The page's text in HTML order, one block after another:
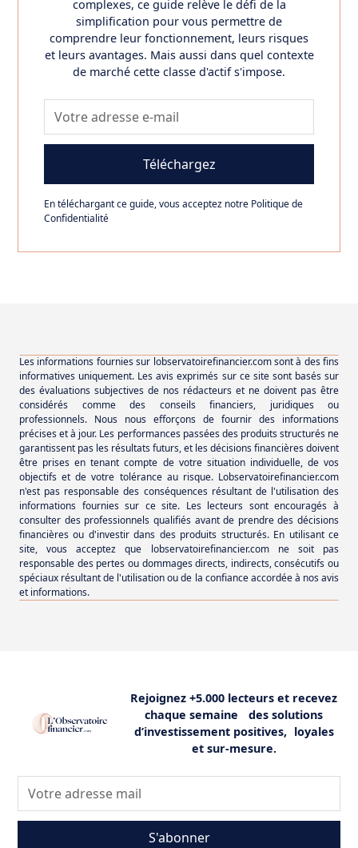
complexes, ce guide relève le défi de la
simplification pour vous permettre de
comprendre leur fonctionnement, leurs risques
et leurs avantages. Mais aussi dans quel contexte
de marché cette classe d'actif s'impose.
En téléchargant ce guide, vous acceptez notre Politique de
Confidentialité
Les informations fournies sur lobservatoirefinancier.com sont à des fins
informatives uniquement. Les avis exprimés sur ce site sont basés sur
des évaluations subjectives de nos rédacteurs et ne doivent pas être
considérés comme des conseils financiers, juridiques ou
professionnels. Nous nous efforçons de fournir des informations
précises et à jour. Les performances passées des produits structurés ne
garantissent pas les résultats futurs, et les décisions financières doivent
être prises en tenant compte de votre situation individuelle, de vos
objectifs et de votre tolérance au risque. Lobservatoirefinancier.com
n'est pas responsable des conséquences résultant de l'utilisation des
informations fournies sur ce site. Les lecteurs sont encouragés à
consulter des professionnels qualifiés avant de prendre des décisions
financières ou d'investir dans des produits structurés. En utilisant ce
site, vous acceptez que lobservatoirefinancier.com ne soit pas
responsable des pertes ou dommages directs, indirects, consécutifs ou
spéciaux résultant de l'utilisation ou de la confiance accordée à nos avis
et informations.
Rejoignez +5.000 lecteurs et recevez
chaque semaine des solutions
d’investissement positives, loyales
et sur-mesure.
S'abonner